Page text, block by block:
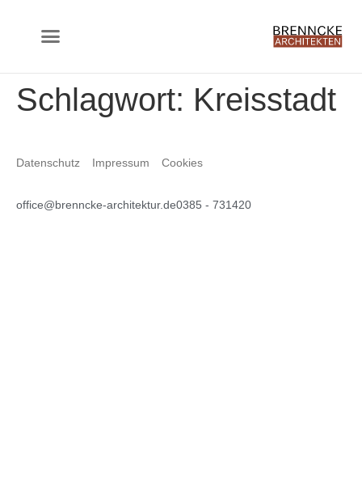
Schlagwort: Kreisstadt
Datenschutz Impressum Cookies
office@brenncke-architektur.de0385 - 731420